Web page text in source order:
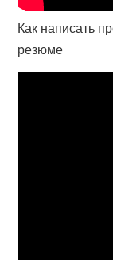
Как написать
резюме